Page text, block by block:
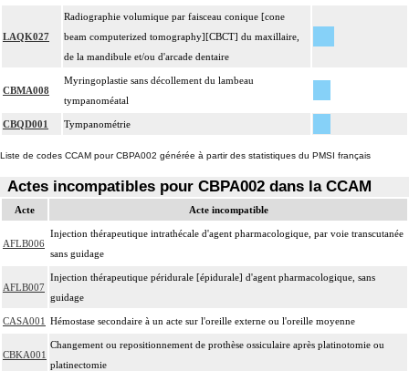
LAQK027
Radiographie volumique par faisceau conique [cone
beam computerized tomography][CBCT] du maxillaire,
de la mandibule et/ou d'arcade dentaire
CBMA008
Myringoplastie sans décollement du lambeau
tympanoméatal
CBQD001 Tympanométrie
Liste de codes CCAM pour CBPA002 générée à partir des statistiques du PMSI français
Actes incompatibles pour CBPA002 dans la CCAM
Acte Acte incompatible
AFLB006
Injection thérapeutique intrathécale d'agent pharmacologique, par voie transcutanée
sans guidage
AFLB007
Injection thérapeutique péridurale [épidurale] d'agent pharmacologique, sans
guidage
CASA001 Hémostase secondaire à un acte sur l'oreille externe ou l'oreille moyenne
CBKA001
Changement ou repositionnement de prothèse ossiculaire après platinotomie ou
platinectomie